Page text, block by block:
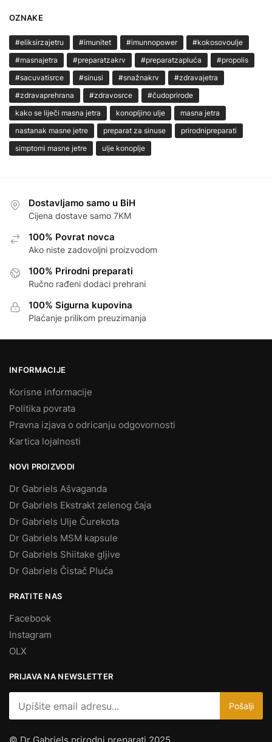
OZNAKE
#eliksirzajetru #imunitet #imunnopower
#kokosovoulje
#masnajetra
#preparatzakrv #preparatzapluća
#propolis
#sacuvatisrce
#sinusi #snažnakrv
#zdravajetra
#zdravaprehrana
#zdravosrce
#čudoprirode
kako se liječi masna jetra
konopljino ulje
masna jetra
nastanak masne jetre
preparat za sinuse
prirodnipreparati
simptomi masne jetre
ulje konoplje
Dostavljamo samo u BiH
Cijena dostave samo 7KM
100% Povrat novca
Ako niste zadovoljni proizvodom
100% Prirodni preparati
Ručno rađeni dodaci prehrani
100% Sigurna kupovina
Plaćanje prilikom preuzimanja
INFORMACIJE
Korisne informacije
Politika povrata
Pravna izjava o odricanju odgovornosti
Kartica lojalnosti
NOVI PROIZVODI
Dr Gabriels Ašvaganda
Dr Gabriels Ekstrakt zelenog čaja
Dr Gabriels Ulje Čurekota
Dr Gabriels MSM kapsule
Dr Gabriels Shiitake gljive
Dr Gabriels Čistač Pluća
PRATITE NAS
Facebook
Instagram
OLX
PRIJAVA NA NEWSLETTER
© Dr Gabriels prirodni preparati 2025